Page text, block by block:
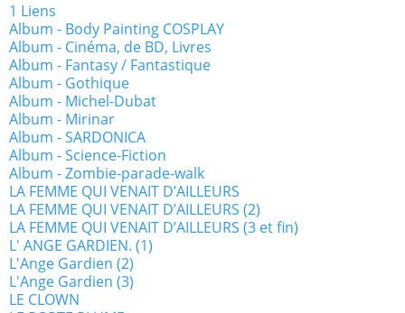
1 Liens
Album - Body Painting COSPLAY
Album - Cinéma, de BD, Livres
Album - Fantasy / Fantastique
Album - Gothique
Album - Michel-Dubat
Album - Mirinar
Album - SARDONICA
Album - Science-Fiction
Album - Zombie-parade-walk
LA FEMME QUI VENAIT D’AILLEURS
LA FEMME QUI VENAIT D’AILLEURS (2)
LA FEMME QUI VENAIT D’AILLEURS (3 et fin)
L' ANGE GARDIEN. (1)
L'Ange Gardien (2)
L'Ange Gardien (3)
LE CLOWN